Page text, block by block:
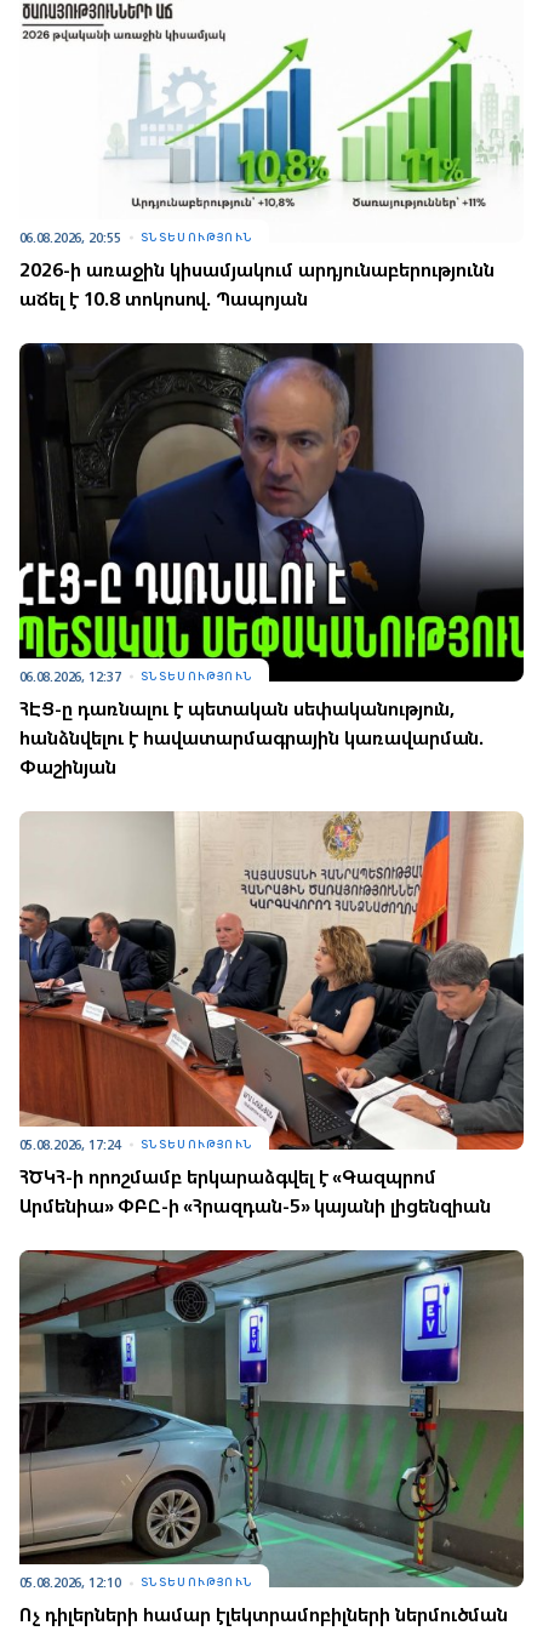
06.08.2026, 20:55 ՏՆՏԵՍՈՒԹՅՈՒՆ
2026-ի առաջին կիսամյակում արդյունաբերությունն
աճել է 10.8 տոկոսով. Պապոյան
06.08.2026, 12:37 ՏՆՏԵՍՈՒԹՅՈՒՆ
ՀԷՑ-ը դառնալու է պետական սեփականություն,
հանձնվելու է հավատարմագրային կառավարման.
Փաշինյան
05.08.2026, 17:24 ՏՆՏԵՍՈՒԹՅՈՒՆ
ՀԾԿՀ-ի որոշմամբ երկարաձգվել է «Գազպրոմ
Արմենիա» ՓԲԸ-ի «Հրազդան-5» կայանի լիցենզիան
05.08.2026, 12:10 ՏՆՏԵՍՈՒԹՅՈՒՆ
Ոչ դիլերների համար էլեկտրամոբիլների ներմուծման